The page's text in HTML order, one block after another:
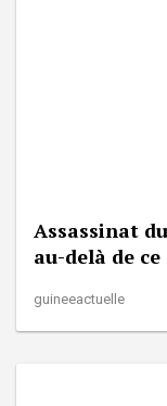
Assassinat
au-delà de
guineeactuelle